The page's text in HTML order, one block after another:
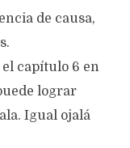
de causa,
el capítulo 6 en
lograr
Igual ojalá